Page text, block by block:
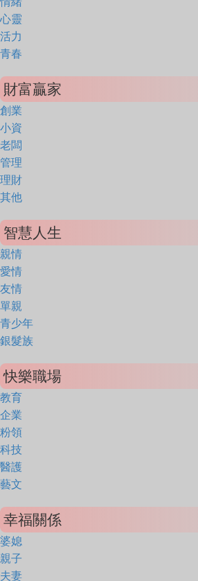
心靈
活力
青春
財富贏家
創業
小資
老闆
管理
理財
其他
智慧人生
親情
愛情
友情
單親
青少年
銀髮族
快樂職場
教育
企業
粉領
科技
醫護
藝文
幸福關係
婆媳
親子
夫妻